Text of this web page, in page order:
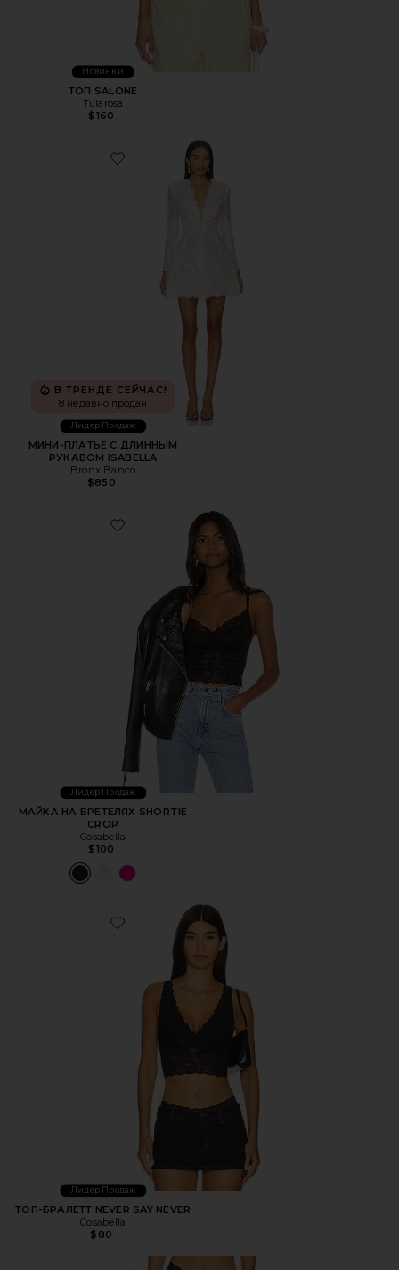
Новинки
ТОП SALONE
Tularosa
$160
Favorite МИНИ-ПЛАТЬЕ С ДЛИННЫМ РУКАВОМ
В ТРЕНДЕ СЕЙЧАС!
8 недавно продан
Лидер Продаж
МИНИ-ПЛАТЬЕ С ДЛИННЫМ
РУКАВОМ ISABELLA
Bronx Banco
$850
Favorite МАЙКА НА БРЕТЕЛЯХ SHORTIE CROP
Лидер Продаж
МАЙКА НА БРЕТЕЛЯХ SHORTIE
CROP
Cosabella
$100
Favorite ТОП-БРАЛЕТТ NEVER SAY NEVER
Лидер Продаж
ТОП-БРАЛЕТТ NEVER SAY NEVER
Cosabella
$80